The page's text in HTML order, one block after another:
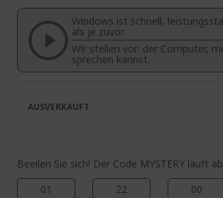
springen
Bildgalerie
springen
Windows ist schnell,
als je zuvor.
Wir stellen vor: der Computer,
sprechen kannst.
Beeilen Sie sich! Der Code MYSTERY läuft
01
22 00
AUSVERKAUFT